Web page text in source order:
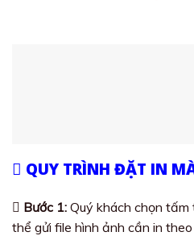
QUY TRÌNH ĐẶT IN
Bước 1: Quý khách chọn tấm
thể gửi file hình ảnh cần in